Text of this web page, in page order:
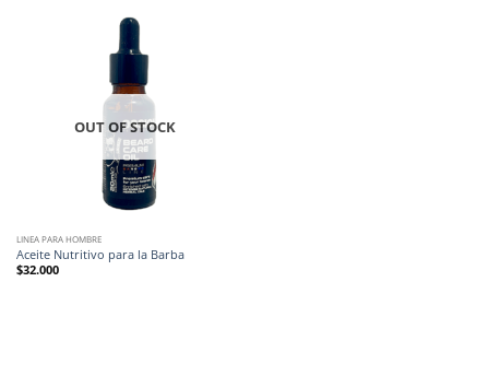
OUT OF STOCK
LINEA PARA HOMBRE
Aceite Nutritivo para la Barba
$32.000